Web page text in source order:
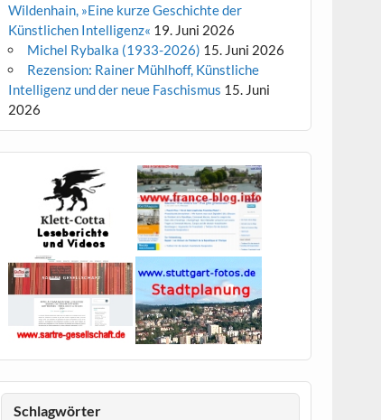
Wildenhain, »Eine kurze Geschichte der
Künstlichen Intelligenz« 19. Juni 2026
Michel Rybalka (1933-2026) 15. Juni 2026
Rezension: Rainer Mühlhoff, Künstliche
Intelligenz und der neue Faschismus 15. Juni
2026
Schlagwörter